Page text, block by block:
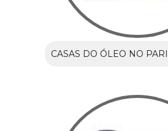
CASAS DO ÓLEO NO PARI